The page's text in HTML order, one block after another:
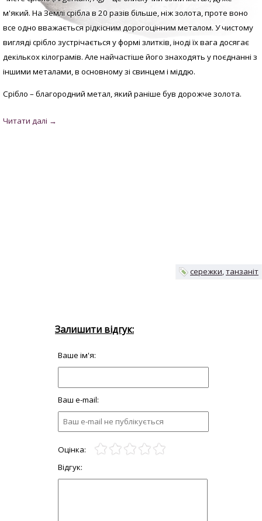
м'який. На Землі срібла в 20 разів більше, ніж золота, проте воно
все одно вважається рідкісним дорогоцінним металом. Учистому
вигляді срібло зустрічається у формі злитків, іноді їх вага досягає
декількох кілограмів. Але найчастіше його знаходять у поєднанні з
іншими металами, в основному зі свинцем і міддю.
Срібло – благородний метал, який раніше був дорожче золота.
сережки танзаніт